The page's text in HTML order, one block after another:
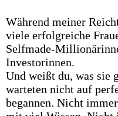
Während meiner
viele erfolgreiche
Selfmade-
Investorinnen.
Und weißt du, was sie
warteten nicht auf
begannen. Nicht